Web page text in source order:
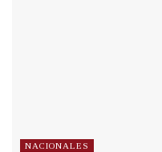
NACIONALES